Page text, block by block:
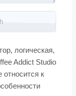
логическая,
Addict Studio
к